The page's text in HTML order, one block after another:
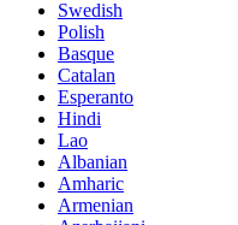
Swedish
Polish
Basque
Catalan
Esperanto
Hindi
Lao
Albanian
Amharic
Armenian